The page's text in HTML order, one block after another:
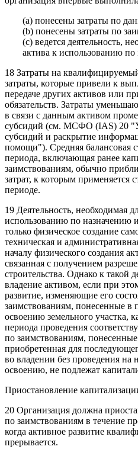
(a) понесены затраты по
(b) понесены затраты по
(c) ведется деятельность,
актива к использованию
18 Затраты на
затраты, которые привели к
передаче других активов или
обязательств. Затраты
в связи с данным активом
субсидий (см. МСФО (IAS) 20
субсидий и раскрытие
помощи"). Средняя балансовая
периода, включающая ранее
заимствованиям, обычно
затрат, к которым применяется
периоде.
19 Деятельность, необходимая
использованию по назначению
только физическое создание
техническая и
началу физического создания
связанная с получением
строительства. Однако к такой
владение активом, если при
развитие, изменяющие его
заимствованиям, понесенные в
освоению земельного участка,
периода проведения
по заимствованиям, понесенные
приобретенная для
во владении без проведения на
освоению, не подлежат
Приостановление
20 Организация должна
по заимствованиям в течение
когда активное развитие
прерывается.